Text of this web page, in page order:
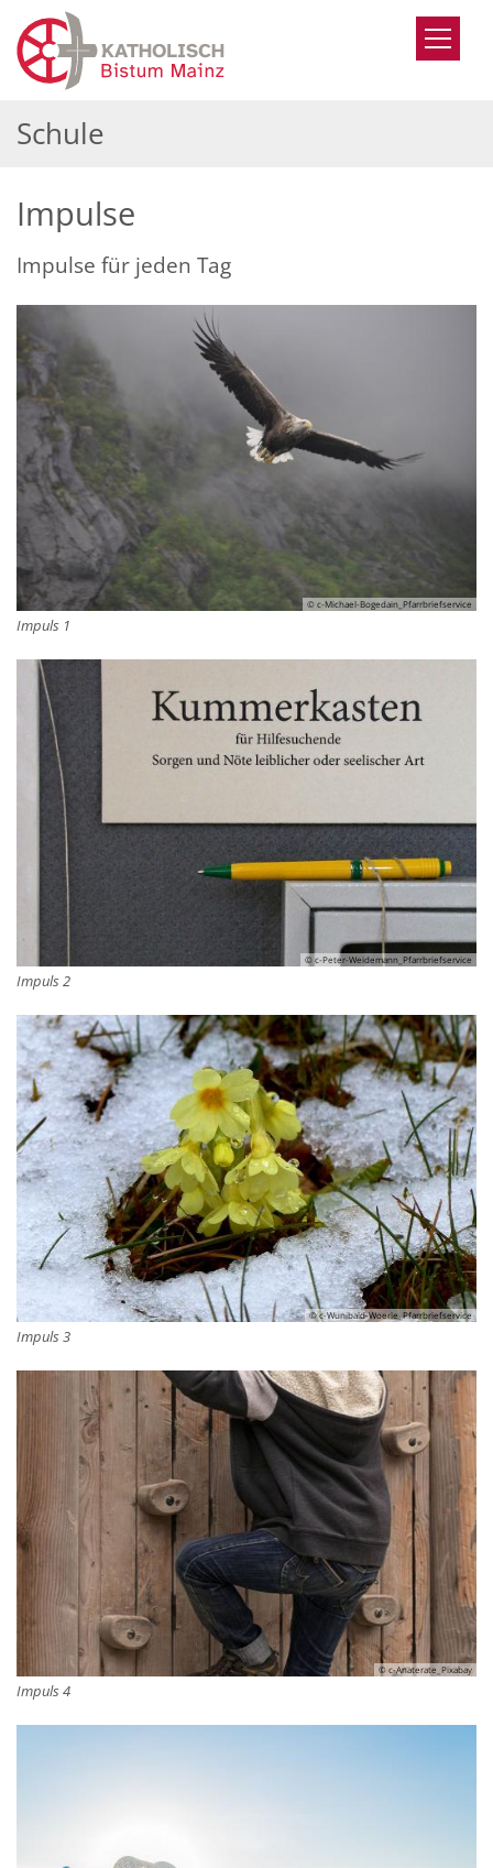
Zum Inhalt springen
Schule
Impulse
Impulse für jeden Tag
© c-Michael-Bogedain_Pfarrbriefservice
Impuls 1
© c-Peter-Weidemann_Pfarrbriefservice
Impuls 2
© c-Wunibald-Woerle_Pfarrbriefservice
Impuls 3
© c-Anaterate_Pixabay
Impuls 4